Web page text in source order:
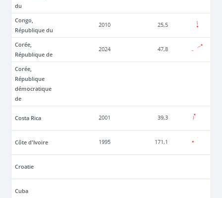
du
Congo,
République du
2010 25,5
Corée,
République de
2024 47,8
Corée,
République
démocratique
de
Costa Rica 2001 39,3
Côte d'Ivoire 1995 171,1
Croatie
Cuba